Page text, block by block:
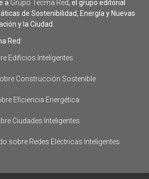
a Grupo Tecma Red, el grupo editorial
de Sostenibilidad, Energía y Nuevas
y la Ciudad.
Red:
Edificios Inteligentes
Construcción Sostenible
Eficiencia Energética
Ciudades Inteligentes
sobre Redes Eléctricas Inteligentes